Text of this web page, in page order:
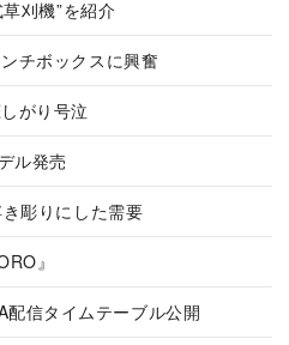
刈機”を紹介
チボックスに興奮
がり号泣
ル発売
き彫りにした需要
』
配信タイムテーブル公開